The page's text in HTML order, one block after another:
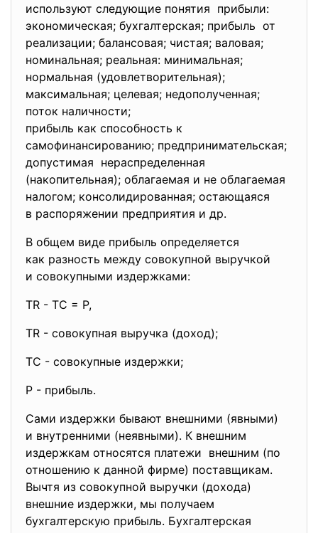
используют следующие понятия прибыли:
экономическая; бухгалтерская; прибыль от
реализации; балансовая; чистая; валовая;
номинальная; реальная: минимальная;
нормальная (удовлетворительная);
максимальная; целевая; недополученная;
поток наличности;
прибыль как способность к
самофинансированию; предпринимательская;
допустимая нераспределенная
(накопительная); облагаемая и не облагаемая
налогом; консолидированная; остающаяся
в распоряжении предприятия и др.
В общем виде прибыль определяется
как разность между совокупной выручкой
и совокупными издержками:
TR - TC = Р,
TR - совокупная выручка (доход);
TC - совокупные издержки;
P - прибыль.
Сами издержки бывают внешними (явными)
и внутренними (неявными). К внешним
издержкам относятся платежи внешним (по
отношению к данной фирме) поставщикам.
Вычтя из совокупной выручки (дохода)
внешние издержки, мы получаем
бухгалтерскую прибыль. Бухгалтерская